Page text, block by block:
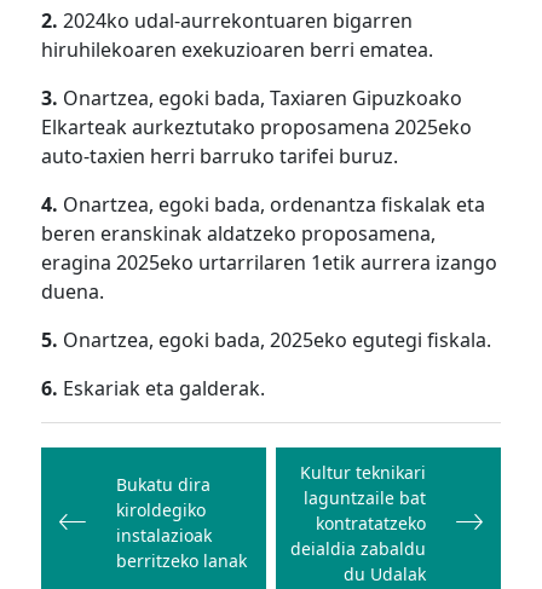
2. 2024ko udal-aurrekontuaren bigarren
hiruhilekoaren exekuzioaren berri ematea.
3. Onartzea, egoki bada, Taxiaren Gipuzkoako
Elkarteak aurkeztutako proposamena 2025eko
auto-taxien herri barruko tarifei buruz.
4. Onartzea, egoki bada, ordenantza fiskalak eta
beren eranskinak aldatzeko proposamena,
eragina 2025eko urtarrilaren 1etik aurrera izango
duena.
5. Onartzea, egoki bada, 2025eko egutegi fiskala.
6. Eskariak eta galderak.
Bidalketetan
zehar
nabigatu
Bukatu dira
kiroldegiko
instalazioak
berritzeko lanak
Kultur teknikari
laguntzaile bat
kontratatzeko
deialdia zabaldu
du Udalak